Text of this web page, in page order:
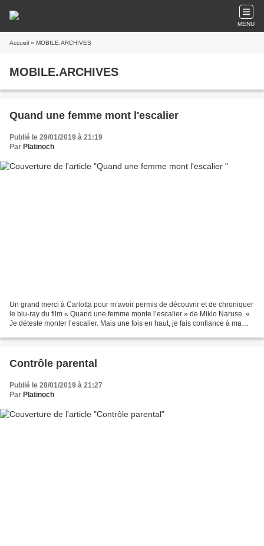
MENU
Accueil » MOBILE.ARCHIVES
MOBILE.ARCHIVES
Quand une femme mont l'escalier
Publié le 29/01/2019 à 21:19
Par Platinoch
Un grand merci à Carlotta pour m’avoir permis de découvrir et de chroniquer
le blu-ray du film « Quand une femme monte l’escalier » de Mikio Naruse. «
Je déteste monter l’escalier. Mais une fois en haut, je fais confiance à ma
Contrôle parental
Publié le 28/01/2019 à 21:27
Par Platinoch